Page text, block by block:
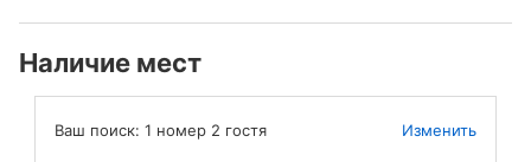
Наличие мест
Ваш поиск: 1 номер 2 гостя Изменить